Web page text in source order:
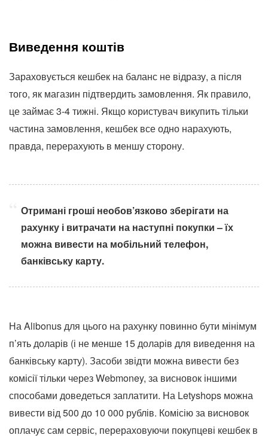
Виведення коштів
Зараховується кешбек на баланс не відразу, а після
того, як магазин підтвердить замовлення. Як правило,
це займає 3-4 тижні. Якщо користувач викупить тільки
частина замовлення, кешбек все одно нарахують,
правда, перерахують в меншу сторону.
Отримані гроші необов’язково зберігати на
рахунку і витрачати на наступні покупки – їх
можна вивести на мобільний телефон,
банківську карту.
На Alibonus для цього на рахунку повинно бути мінімум
п’ять доларів (і не менше 15 доларів для виведення на
банківську карту). Засоби звідти можна вивести без
комісії тільки через Webmoney, за висновок іншими
способами доведеться заплатити. На Letyshops можна
вивести від 500 до 10 000 рублів. Комісію за висновок
оплачує сам сервіс, перераховуючи покупцеві кешбек в